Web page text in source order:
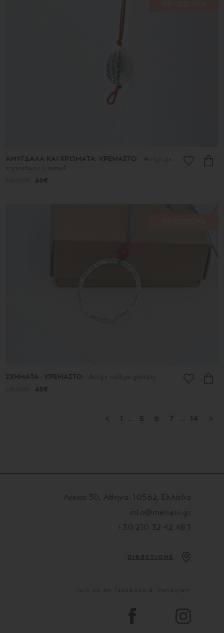
ΑΜΥΓΔΑΛΑ ΚΑΙ ΧΡΏΜΑΤΑ: ΚΡΕΜΑΣΤΟ
Ασήμι με
κηροκλωστή xsmall
46€
ΣΧΗΜΑΤΑ : ΚΡΕΜΑΣΤΟ Ασήμι no3 με χάντρα
48€
< 1 5 6 7 14 >
Λέκκα 30, Αθήνα. 10562, Ελλάδα
info@meitani.gr
+30 210 32 42 483
DIRECTIONS
Join us on facebook & instagram